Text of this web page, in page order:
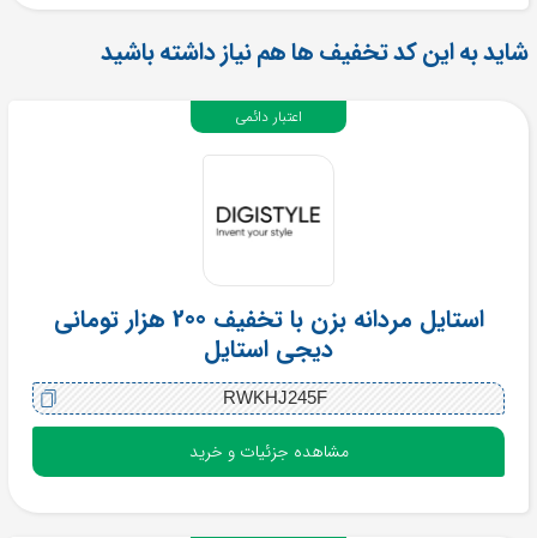
شاید به این کد تخفیف ها هم نیاز داشته باشید
استایل مردانه بزن با تخفیف 200 هزار تومانی
دیجی استایل
RWKHJ245F
مشاهده جزئیات و خرید
اعتبار دائمی